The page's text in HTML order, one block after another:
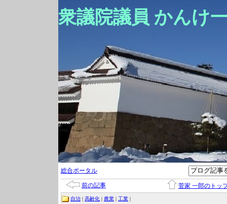
衆議院議員 かんけ
総合ポータル
前の記事 菅家 一郎のトッ
自治 | 高齢化 | 農業 | 工業 |